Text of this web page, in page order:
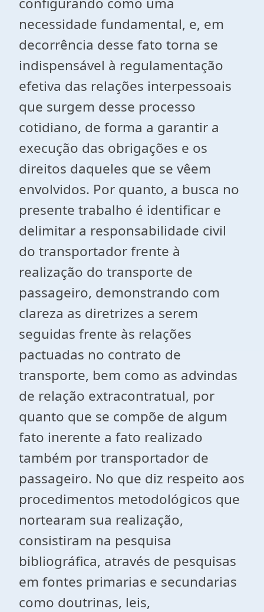
necessidade fundamental, e, em
decorrência desse fato torna se
indispensável à regulamentação
efetiva das relações interpessoais
que surgem desse processo
cotidiano, de forma a garantir a
execução das obrigações e os
direitos daqueles que se vêem
envolvidos. Por quanto, a busca no
presente trabalho é identificar e
delimitar a responsabilidade civil
do transportador frente à
realização do transporte de
passageiro, demonstrando com
clareza as diretrizes a serem
seguidas frente às relações
pactuadas no contrato de
transporte, bem como as advindas
de relação extracontratual, por
quanto que se compõe de algum
fato inerente a fato realizado
também por transportador de
passageiro. No que diz respeito aos
procedimentos metodológicos que
nortearam sua realização,
consistiram na pesquisa
bibliográfica, através de pesquisas
em fontes primarias e secundarias
como doutrinas, leis,